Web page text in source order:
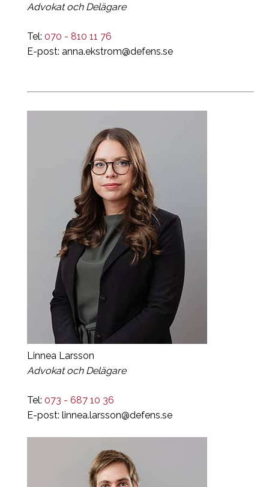
Advokat och Delägare
Tel: 070 - 810 11 76
E-post:anna.ekstrom@defens.se
Linnea Larsson
Advokat och Delägare
Tel: 073 - 687 10 36
E-post:linnea.larsson@defens.se